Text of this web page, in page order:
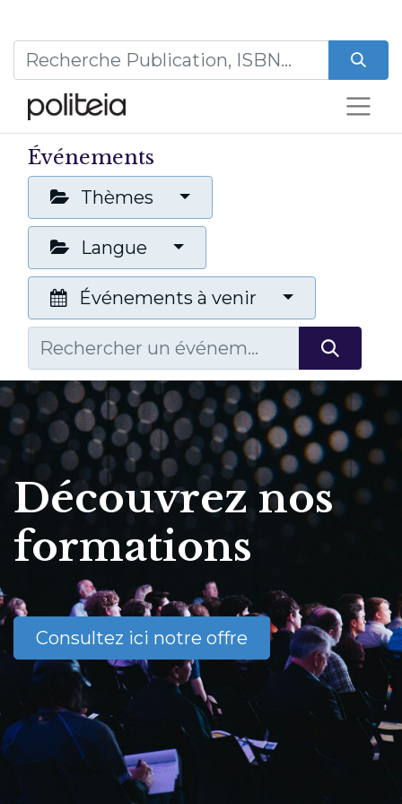
Événements
Thèmes
Langue
Événements à venir
Découvrez nos
formations
Consultez ici notre offre